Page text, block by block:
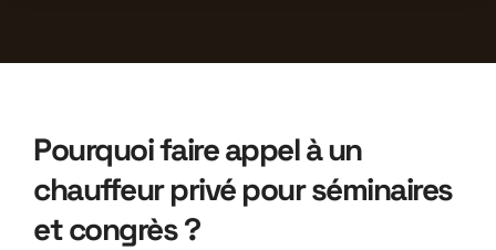
Pourquoi faire appel à un
chauffeur privé pour séminaires
et congrès ?